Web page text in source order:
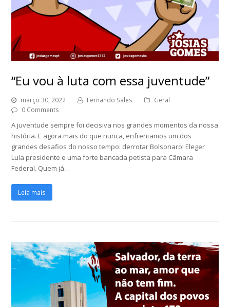
“Eu vou à luta com essa juventude”
março 30, 2022 Fernando Sales
Geral
0 Comments
A juventude sempre foi decisiva nos grandes momentos da nossa
história. E agora mais do que nunca, enfrentamos um dos
grandes desafios do nosso tempo: derrotar Bolsonaro! Eleger
Lula presidente e uma forte bancada petista para Câmara
Federal. Quem já…
Leia mais